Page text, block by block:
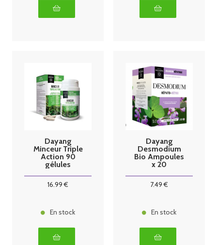
Dayang
Minceur Triple
Action 90
gélules
16.99 €
En stock
Dayang
Desmodium
Bio Ampoules
x 20
7.49 €
En stock